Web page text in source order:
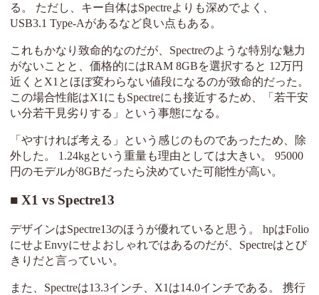
る。 ただし、キー自体はSpectreよりも深めでよく、
USB3.1 Type-Aがあるなど良い点もある。
これもかなり致命的なのだが、Spectreのような特別な魅力
がないことと、価格的にはRAM 8GBを選択すると 12万円
近くとX1とほぼ変わらない値段になるのが致命的だった。
この場合性能はX1にもSpectreにも接近するため、「若干安
い分若干見劣りする」という事態になる。
「やすければ考える」という感じのものであったため、除
外した。 1.24kgという重量も理由としては大きい。 95000
円のモデルが8GBだったら決めていた可能性が高い。
X1 vs Spectre13
デザインはSpectre13のほうが優れていると思う。 hpはFolio
にせよEnvyにせよおしゃれではあるのだが、Spectreはとび
きりだと言っていい。
また、Spectreは13.3インチ、X1は14.0インチである。 携行